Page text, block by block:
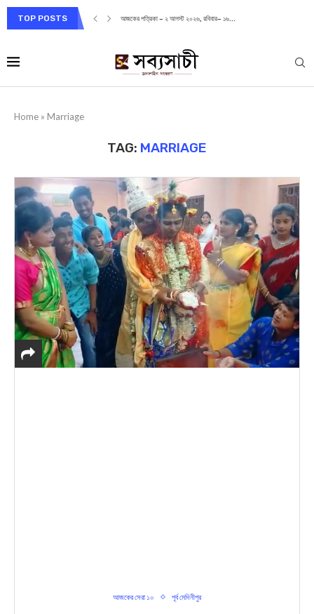
TOP POSTS আজকের পত্রিকা – ২ আগস্ট ২০২৬, রবিবার– ১৬...
Home » Marriage
TAG: MARRIAGE
আজকের সেরা ১০ পূর্ব মেদিনীপুর